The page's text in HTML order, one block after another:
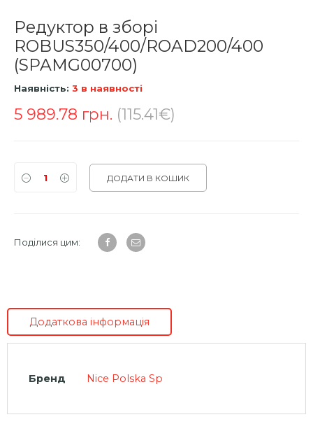
Редуктор в зборі
ROBUS350/400/ROAD200/400
(SPAMG00700)
Наявність: 3 в наявності
5 989.78 грн. (115.41€)
ДОДАТИ В КОШИК
Поділися цим:
Додаткова інформація
Бренд Nice Polska Sp